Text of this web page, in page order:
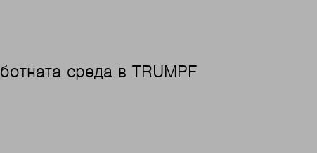
среда в TRUMPF